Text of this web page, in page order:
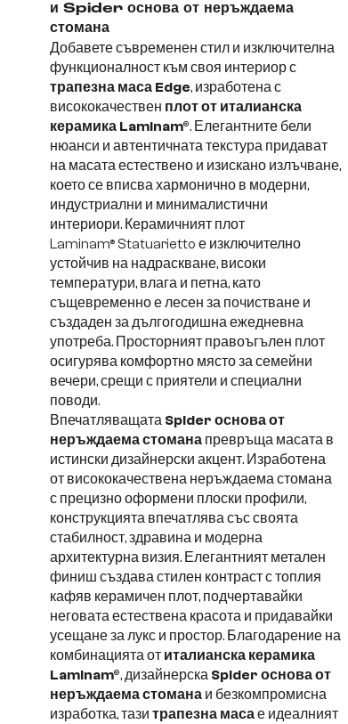
и Spider основа от неръждаема
стомана
Добавете съвременен стил и изключителна
функционалност към своя интериор с
трапезна маса Edge, изработена с
висококачествен плот от италианска
керамика Laminam®. Елегантните бели
нюанси и автентичната текстура придават
на масата естествено и изискано излъчване,
което се вписва хармонично в модерни,
индустриални и минималистични
интериори. Керамичният плот
Laminam® Statuarietto е изключително
устойчив на надраскване, високи
температури, влага и петна, като
същевременно е лесен за почистване и
създаден за дългогодишна ежедневна
употреба. Просторният правоъгълен плот
осигурява комфортно място за семейни
вечери, срещи с приятели и специални
поводи.
Впечатляващата Spider основа от
неръждаема стомана превръща масата в
истински дизайнерски акцент. Изработена
от висококачествена неръждаема стомана
с прецизно оформени плоски профили,
конструкцията впечатлява със своята
стабилност, здравина и модерна
архитектурна визия. Елегантният метален
финиш създава стилен контраст с топлия
кафяв керамичен плот, подчертавайки
неговата естествена красота и придавайки
усещане за лукс и простор. Благодарение на
комбинацията от италианска керамика
Laminam®, дизайнерска Spider основа от
неръждаема стомана и безкомпромисна
изработка, тази трапезна масае идеалният